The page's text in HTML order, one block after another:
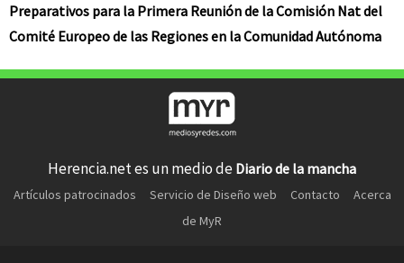
Preparativos para la Primera Reunión de la Comisión Nat del
Comité Europeo de las Regiones en la Comunidad Autónoma
Herencia.net es un medio de Diario de la mancha
Artículos patrocinados Servicio de Diseño web Contacto
Acerca
de MyR